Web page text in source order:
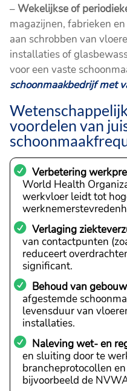
–Wekelijkse of
magazijnen, fabrieken
aan schrobben van
installaties of
voor een vaste
schoonmaakbedrijf met
voordelen van
Verbetering
World Health
werkvloer leidt tot
Verlaging
van contactpunten
reduceert
significant.
Behoud van
afgestemde
levensduur van
installaties.
Naleving wet- en
en sluiting door te
brancheprotocollen
bijvoorbeeld de